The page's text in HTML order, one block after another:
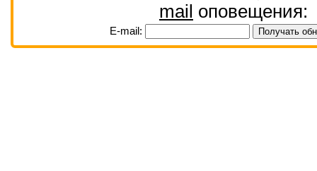
mail оповещения:
E-mail: